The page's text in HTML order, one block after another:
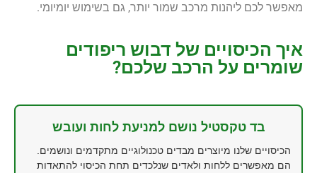
מאפשר לכם ליהנות מרכב שמור יותר, גם בשימוש יומיומי.
איך הכיסויים של דבוש ריפודים
שומרים על הרכב שלכם?
בד טקסטיל נושם למניעת לחות ועובש
הכיסויים שלנו מיוצרים מבדים טכנולוגיים מתקדמים ונושמים.
הם מאפשרים ללחות ולאדים שנלכדים תחת הכיסוי להתאדות